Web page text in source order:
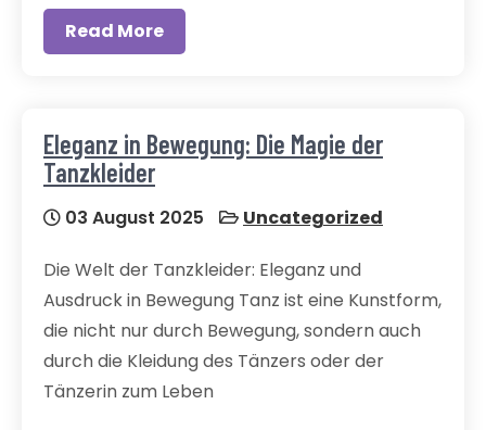
Read More
Eleganz in Bewegung: Die Magie der
Tanzkleider
03 August 2025 Uncategorized
Die Welt der Tanzkleider: Eleganz und
Ausdruck in Bewegung Tanz ist eine Kunstform,
die nicht nur durch Bewegung, sondern auch
durch die Kleidung des Tänzers oder der
Tänzerin zum Leben